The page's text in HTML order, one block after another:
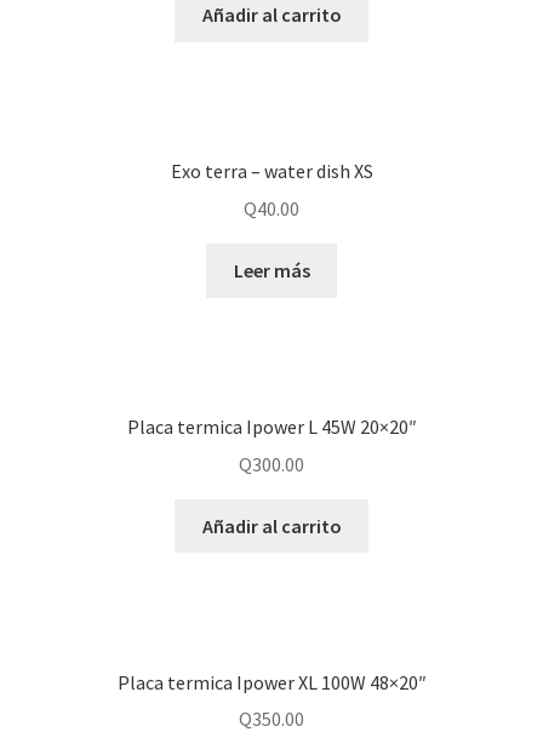
Añadir al carrito
Exo terra – water dish XS
Q40.00
Leer más
Placa termica Ipower L 45W 20×20″
Q300.00
Añadir al carrito
Placa termica Ipower XL 100W 48×20″
Q350.00